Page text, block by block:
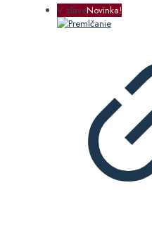
V zľaveNovinka!